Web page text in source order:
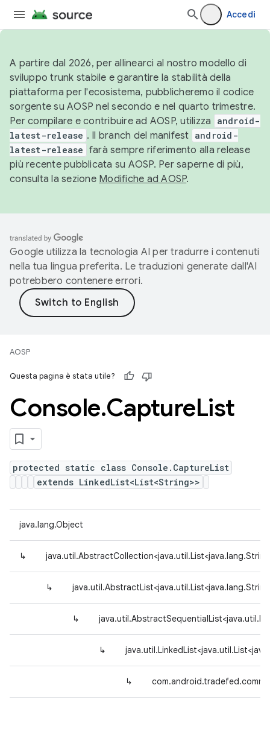
Accedi
A partire dal 2026, per allinearci al nostro modello di
sviluppo trunk stabile e garantire la stabilità della
piattaforma per l'ecosistema, pubblicheremo il codice
sorgente su AOSP nel secondo e nel quarto trimestre.
Per compilare e contribuire ad AOSP, utilizza
android-
latest-release . Il branch del manifest android-
latest-release farà sempre riferimento alla release
più recente pubblicata su AOSP. Per saperne di più,
consulta la sezione Modifiche ad AOSP.
Google utilizza la tecnologia AI per tradurre i contenuti
nella tua lingua preferita. Le traduzioni generate dall'AI
potrebbero contenere errori.
AOSP
Questa pagina è stata utile?
Console.CaptureList
protected static class Console.CaptureList
extends LinkedList<List<String>>
java.lang.Object
↳
↳
↳
↳
↳